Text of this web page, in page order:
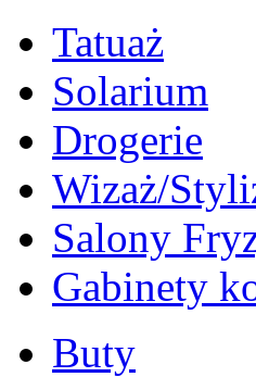
Tatuaż
Solarium
Drogerie
Wizaż/
Salony
Gabinety
Buty